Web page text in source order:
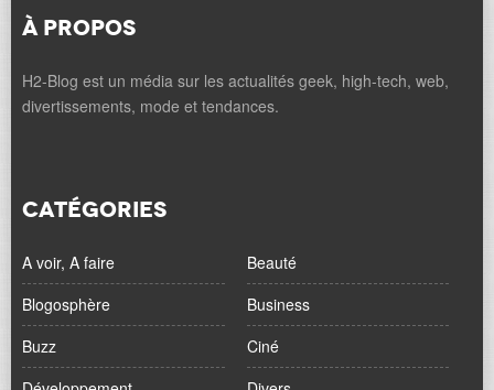
À PROPOS
H2-Blog est un média sur les actualités geek, high-tech, web,
divertissements, mode et tendances.
CATÉGORIES
A voir, A faire
Beauté
Blogosphère
Business
Buzz
Ciné